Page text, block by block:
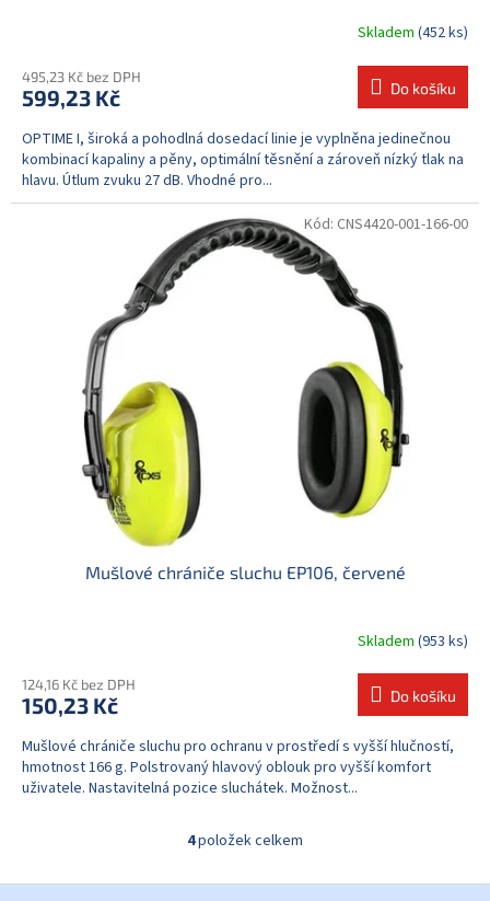
Skladem (452 ks)
495,23 Kč bez DPH
599,23 Kč Do košíku
OPTIME I, široká a pohodlná dosedací linie je vyplněna jedinečnou
kombinací kapaliny a pěny, optimální těsnění a zároveň nízký tlak na
hlavu. Útlum zvuku 27 dB. Vhodné pro...
Mušlové chrániče sluchu EP106, červené
Skladem (953 ks)
124,16 Kč bez DPH
150,23 Kč Do košíku
Mušlové chrániče sluchu pro ochranu v prostředí s vyšší hlučností,
hmotnost 166 g. Polstrovaný hlavový oblouk pro vyšší komfort
uživatele. Nastavitelná pozice sluchátek. Možnost...
Kód: CNS4420-001-166-00
O
l
4položek celkem